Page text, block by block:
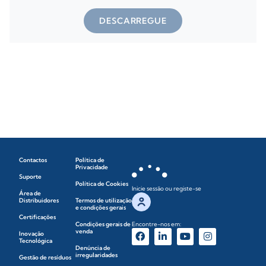
DESCARREGUE
Contactos
Suporte
Área de
Distribuidores
Certificações
Inovação
Tecnológica
Gestão de resíduos
Política de
Privacidade
Política de Cookies
Termos de utilização
e condições gerais
Condições gerais de
venda
Denúncia de
irregularidades
Inicie sessão ou registe-se
Encontre-nos em: